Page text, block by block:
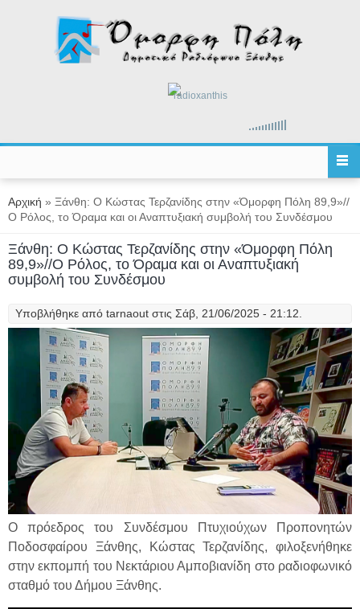
radioxanthis
Είστε εδώ
Αρχική » Ξάνθη: Ο Κώστας Τερζανίδης στην «Όμορφη Πόλη 89,9»//
Ο Ρόλος, το Όραμα και οι Αναπτυξιακή συμβολή του Συνδέσμου
Ξάνθη: Ο Κώστας Τερζανίδης στην «Όμορφη Πόλη
89,9»//Ο Ρόλος, το Όραμα και οι Αναπτυξιακή
συμβολή του Συνδέσμου
Υποβλήθηκε από tarnaout στις Σάβ, 21/06/2025 - 21:12.
Ο πρόεδρος του Συνδέσμου Πτυχιούχων Προπονητών
Ποδοσφαίρου Ξάνθης, Κώστας Τερζανίδης, φιλοξενήθηκε
στην εκπομπή του Νεκτάριου Αμποβιανίδη στο ραδιοφωνικό
σταθμό του Δήμου Ξάνθης.